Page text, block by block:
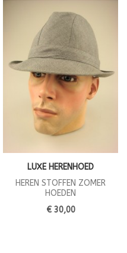
LUXE HERENHOED
HEREN STOFFEN ZOMER
HOEDEN
€ 30,00